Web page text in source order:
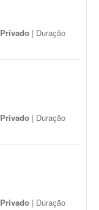
Privado | Duração
Privado | Duração
Privado | Duração